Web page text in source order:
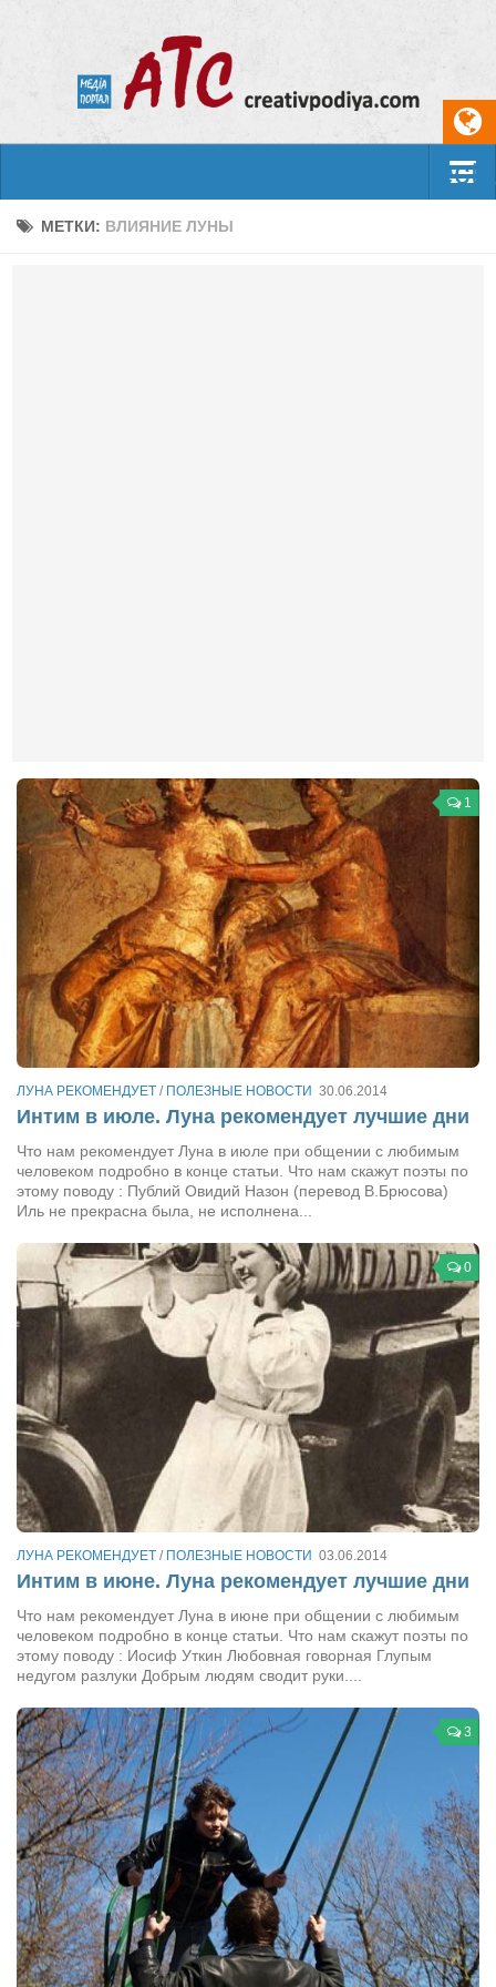
События
Деньги
Традиции
Опросы
Экология
Здоровье
Здоровый образ жизни
Сам себе доктор
Активный отдых
Досье
Арт-менеджеры
Лариса Ильченко
Тамара Кубракова
Елена Мельник
Вера Паненко
Семён Салатенко
Сергей Шепилов
Актёры
Валентин Бурый
Артём Мяус
Александра Сокол
Владимир Айзенберг
Игорь Добровольский
Ольга Козаченко
Оксана Скоробагатская
Александра Скорук
Евгений Полюхович
Ольга Чикина
Бизнес-партнёры
Здоровье
Врач психиатр–нарколог Анплеев А.Б.
МЕТКИ: ВЛИЯНИЕ ЛУНЫ
1
ЛУНА РЕКОМЕНДУЕТ / ПОЛЕЗНЫЕ НОВОСТИ 30.06.2014
Интим в июле. Луна рекомендует лучшие дни
Что нам рекомендует Луна в июле при общении с любимым
человеком подробно в конце статьи. Что нам скажут поэты по
этому поводу : Публий Овидий Назон (перевод В.Брюсова)
Иль не прекрасна была, не исполнена...
0
ЛУНА РЕКОМЕНДУЕТ / ПОЛЕЗНЫЕ НОВОСТИ 03.06.2014
Интим в июне. Луна рекомендует лучшие дни
Что нам рекомендует Луна в июне при общении с любимым
человеком подробно в конце статьи. Что нам скажут поэты по
этому поводу : Иосиф Уткин Любовная говорная Глупым
недугом разлуки Добрым людям сводит руки....
3